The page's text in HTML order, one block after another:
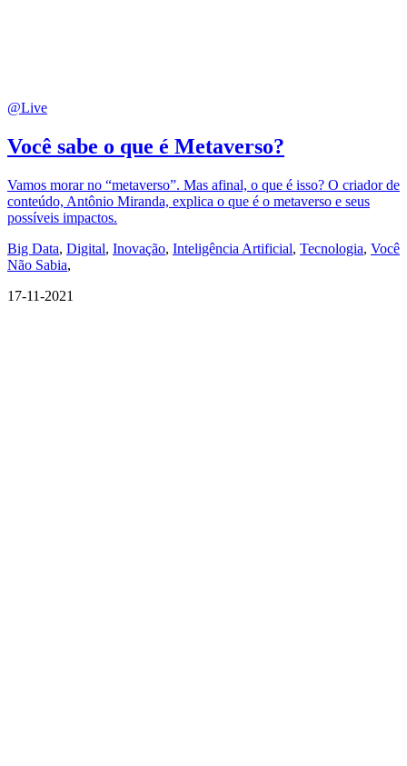
@Live
Você sabe o que é Metaverso?
Vamos morar no “metaverso”. Mas afinal, o que é isso? O criador de
conteúdo, Antônio Miranda, explica o que é o metaverso e seus
possíveis impactos.
Big Data, Digital, Inovação, Inteligência Artificial, Tecnologia, Você
Não Sabia,
17-11-2021